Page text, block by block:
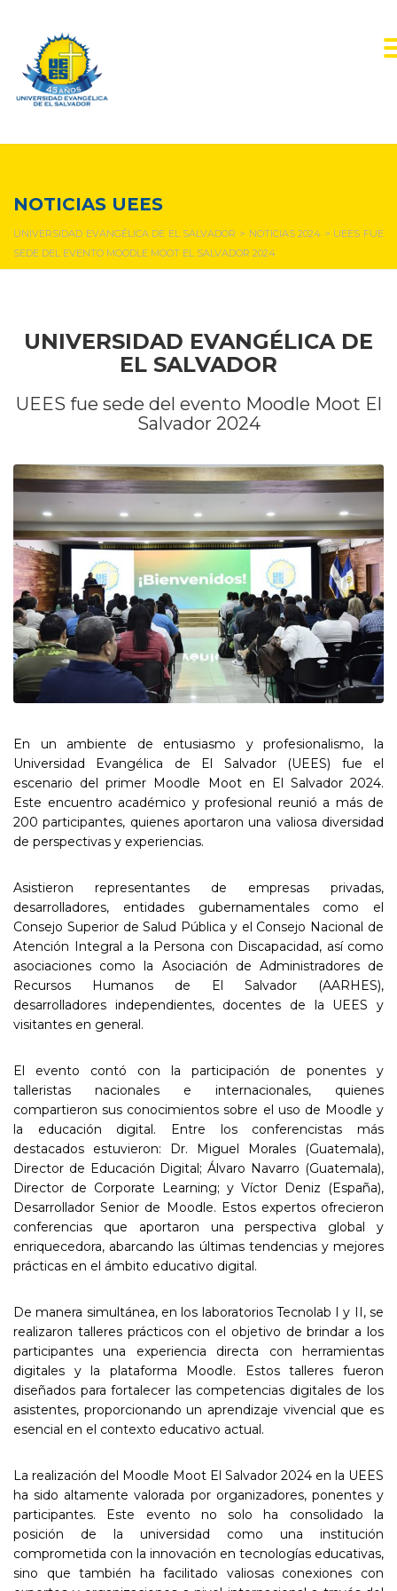
NOTICIAS UEES
UNIVERSIDAD EVANGÉLICA DE EL SALVADOR > NOTICIAS 2024 > UEES FUE
SEDE DEL EVENTO MOODLE MOOT EL SALVADOR 2024
UNIVERSIDAD EVANGÉLICA DE
EL SALVADOR
UEES fue sede del evento Moodle Moot El
Salvador 2024
En un ambiente de entusiasmo y profesionalismo, la
Universidad Evangélica de El Salvador (UEES) fue el
escenario del primer Moodle Moot en El Salvador 2024.
Este encuentro académico y profesional reunió a más de
200 participantes, quienes aportaron una valiosa diversidad
de perspectivas y experiencias.
Asistieron representantes de empresas privadas,
desarrolladores, entidades gubernamentales como el
Consejo Superior de Salud Pública y el Consejo Nacional de
Atención Integral a la Persona con Discapacidad, así como
asociaciones como la Asociación de Administradores de
Recursos Humanos de El Salvador (AARHES),
desarrolladores independientes, docentes de la UEES y
visitantes en general.
El evento contó con la participación de ponentes y
talleristas nacionales e internacionales, quienes
compartieron sus conocimientos sobre el uso de Moodle y
la educación digital. Entre los conferencistas más
destacados estuvieron: Dr. Miguel Morales (Guatemala),
Director de Educación Digital; Álvaro Navarro (Guatemala),
Director de Corporate Learning; y Víctor Deniz (España),
Desarrollador Senior de Moodle. Estos expertos ofrecieron
conferencias que aportaron una perspectiva global y
enriquecedora, abarcando las últimas tendencias y mejores
prácticas en el ámbito educativo digital.
De manera simultánea, en los laboratorios Tecnolab I y II, se
realizaron talleres prácticos con el objetivo de brindar a los
participantes una experiencia directa con herramientas
digitales y la plataforma Moodle. Estos talleres fueron
diseñados para fortalecer las competencias digitales de los
asistentes, proporcionando un aprendizaje vivencial que es
esencial en el contexto educativo actual.
La realización del Moodle Moot El Salvador 2024 en la UEES
ha sido altamente valorada por organizadores, ponentes y
participantes. Este evento no solo ha consolidado la
posición de la universidad como una institución
comprometida con la innovación en tecnologías educativas,
sino que también ha facilitado valiosas conexiones con